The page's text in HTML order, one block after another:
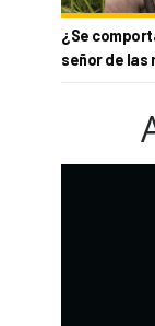
¿Se
señor de las